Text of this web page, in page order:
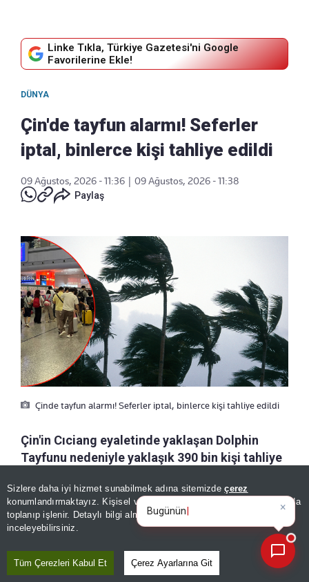
Sizlere daha iyi hizmet sunabilmek adına sitemizdeçerez
konumlandırmaktayız. Kişisel verileriniz, KVKK ve GDPR kapsamında
toplanıp işlenir. Detaylı bilgi almak içinAydınlatma Metnimizi
inceleyebilirsiniz.
Tüm Çerezleri Kabul Et Çerez Ayarlarına Git
Linke Tıkla, Türkiye Gazetesi'ni Google
Favorilerine Ekle!
DÜNYA
Çin'de tayfun alarmı! Seferler
iptal, binlerce kişi tahliye edildi
09 Ağustos, 2026 - 11:36
09 Ağustos, 2026 - 11:38
Paylaş
Çinde tayfun alarmı! Seferler iptal, binlerce kişi tahliye edildi
Çin'in Cıciang eyaletinde yaklaşan Dolphin
Tayfunu nedeniyle yaklaşık 390 bin kişi tahliye
gibi deniz faaliyetleri askıya alınırken, Şanghay
kentindeki Hongqiao ve Pudong
havalimanlarında binden fazla sefer iptal
×
Bugünün öne çıkan manşetleri
ve gelişmeleri